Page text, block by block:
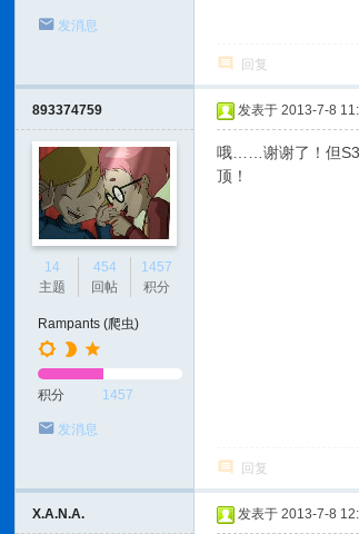
发消息
回复
893374759
14
主题
454
回帖
1457
积分
Rampants (爬虫)
积分 1457
发消息
发表于 2013-7-8
哦……谢谢了！但
顶！
回复
X.A.N.A. 发表于 2013-7-8